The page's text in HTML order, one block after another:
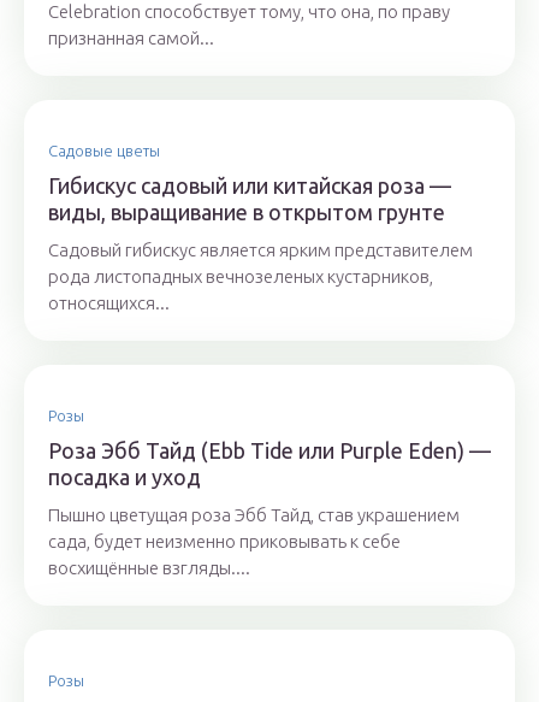
Celebration способствует тому, что она, по праву
признанная самой...
Садовые цветы
Гибискус садовый или китайская роза —
виды, выращивание в открытом грунте
Садовый гибискус является ярким представителем
рода листопадных вечнозеленых кустарников,
относящихся...
Розы
Роза Эбб Тайд (Ebb Tide или Purple Eden) —
посадка и уход
Пышно цветущая роза Эбб Тайд, став украшением
сада, будет неизменно приковывать к себе
восхищённые взгляды....
Розы